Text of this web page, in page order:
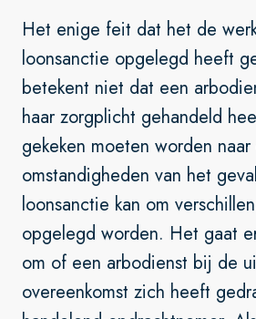
Het enige feit dat het de
loonsanctie opgelegd heeft
betekent niet dat een
haar zorgplicht gehandeld
gekeken moeten worden
omstandigheden van het
loonsanctie kan om
opgelegd worden. Het gaat
om of een arbodienst bij de
overeenkomst zich heeft